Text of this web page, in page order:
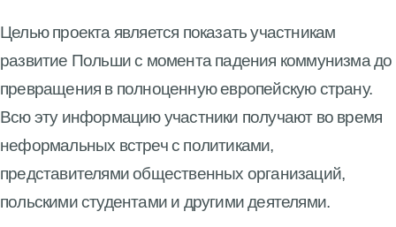
Целью проекта является показать участникам
развитие Польши с момента падения коммунизма до
превращения в полноценную европейскую страну.
Всю эту информацию участники получают во время
неформальных встреч с политиками,
представителями общественных организаций,
польскими студентами и другими деятелями.